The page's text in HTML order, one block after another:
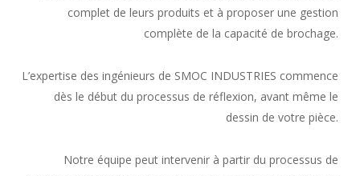
complet de leurs produits et à proposer une gestion
complète de la capacité de brochage.
L’expertise des ingénieurs de SMOC INDUSTRIES commence
dès le début du processus de réflexion, avant même le
dessin de votre pièce.
Notre équipe peut intervenir à partir du processus de